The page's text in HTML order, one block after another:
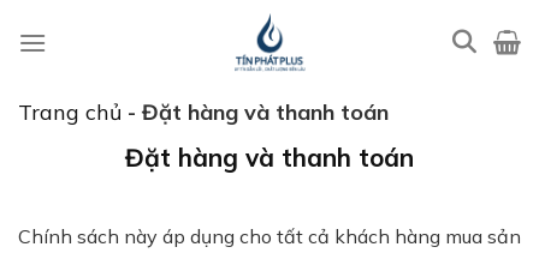
qua
dungTrang chủ - Đặt hàng và thanh toán
Đặt hàng và thanh toán
Chính sách này áp dụng cho tất cả khách hàng mua sản